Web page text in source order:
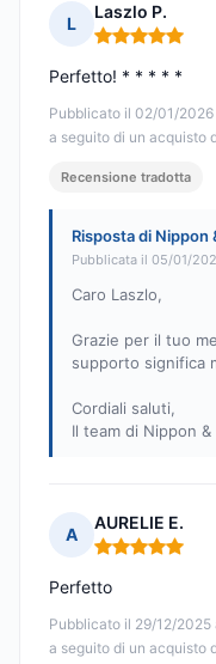
L
Laszlo P.
Nota: 5 su 5
Pubblicato il 02/01/2026
a seguito di un acquisto
Perfetto! * * * * *
Recensione tradotta
Risposta di Nippon
Pubblicata il 05/01/
Caro Laszlo,
Grazie per il tuo
supporto significa
Cordiali saluti,
Il team di Nippon &
A
AURELIE E.
Nota: 5 su 5
Pubblicato il 29/12/2025
a seguito di un acquisto
Perfetto